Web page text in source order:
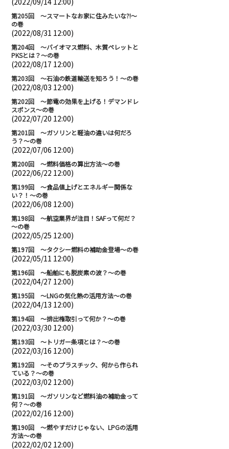
第205回 ～スマートなお家に住みたいな?!～
の巻
(2022/08/31 12:00)
第204回 ～バイオマス燃料、木質ペレットと
PKSとは？～の巻
(2022/08/17 12:00)
第203回 ～石油の鉄道輸送を知ろう！～の巻
(2022/08/03 12:00)
第202回 ～節電の効果を上げる！デマンドレ
スポンス～の巻
(2022/07/20 12:00)
第201回 ～ガソリンと軽油の違いは何だろ
う？～の巻
(2022/07/06 12:00)
第200回 ～燃料価格の算出方法～の巻
(2022/06/22 12:00)
第199回 ～食品値上げとエネルギー関係な
い？！～の巻
(2022/06/08 12:00)
第198回 ～航空業界が注目！SAFって何だ？
～の巻
(2022/05/25 12:00)
第197回 ～タクシー燃料の補助金登場～の巻
(2022/05/11 12:00)
第196回 ～船舶にも脱炭素の波？～の巻
(2022/04/27 12:00)
第195回 ～LNGの気化熱の活用方法～の巻
(2022/04/13 12:00)
第194回 ～排出権取引って何か？～の巻
(2022/03/30 12:00)
第193回 ～トリガー条項とは？～の巻
(2022/03/16 12:00)
第192回 ～そのプラスチック、何から作られ
ている？～の巻
(2022/03/02 12:00)
第191回 ～ガソリンなど燃料油の補助金って
何？～の巻
(2022/02/16 12:00)
第190回 ～燃やすだけじゃない、LPGの活用
方法～の巻
(2022/02/02 12:00)